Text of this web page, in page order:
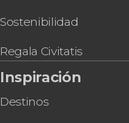
Marta
Indias
Trekking de 4 o 5 días
Seawalker en Santa
Sostenibilidad
Regala Civitatis
Inspiración
Destinos